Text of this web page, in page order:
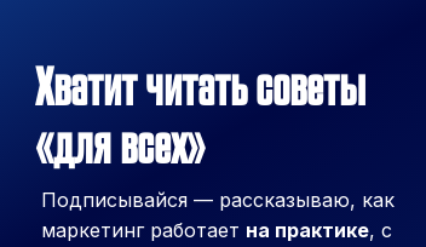
Хватит читать советы
«для всех»
Подписывайся — рассказываю, как
маркетинг работает на практике, с